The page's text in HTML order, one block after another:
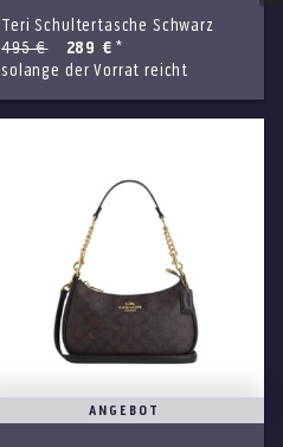
Teri Schultertasche Schwarz
495 €
289 € *
solange der Vorrat reicht
ANGEBOT